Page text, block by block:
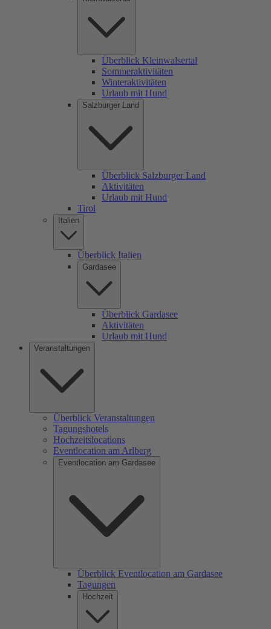
Überblick Kleinwalsertal
Sommeraktivitäten
Winteraktivitäten
Urlaub mit Hund
Salzburger Land
Überblick Salzburger Land
Aktivitäten
Urlaub mit Hund
Tirol
Italien
Überblick Italien
Gardasee
Überblick Gardasee
Aktivitäten
Urlaub mit Hund
Veranstaltungen
Überblick Veranstaltungen
Tagungshotels
Hochzeitslocations
Eventlocation am Arlberg
Eventlocation am Gardasee
Überblick Eventlocation am Gardasee
Tagungen
Hochzeit